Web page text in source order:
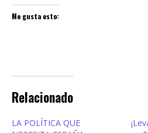
Me gusta esto:
Relacionado
LA POLÍTICA QUE